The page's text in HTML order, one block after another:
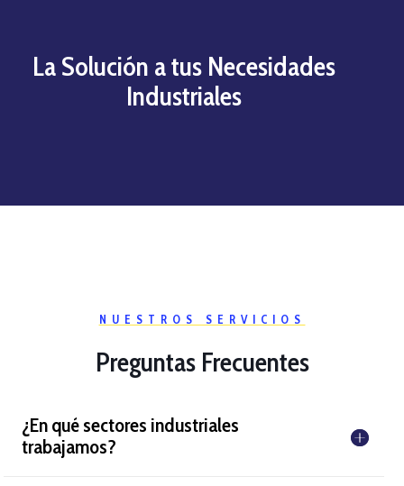
La Solución a tus Necesidades
Industriales
NUESTROS SERVICIOS
Preguntas Frecuentes
¿En qué sectores industriales
trabajamos?